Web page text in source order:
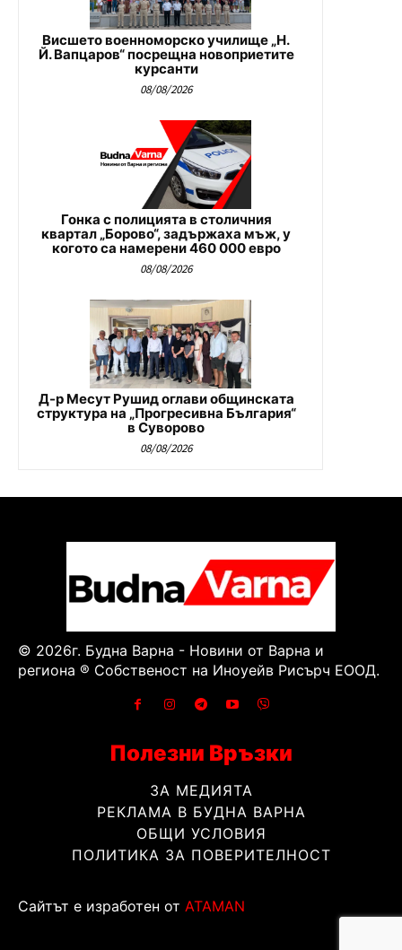
Висшето военноморско училище „Н.
Й. Вапцаров“ посрещна новоприетите
курсанти
08/08/2026
Гонка с полицията в столичния
квартал „Борово“, задържаха мъж, у
когото са намерени 460 000 евро
08/08/2026
Д-р Месут Рушид оглави общинската
структура на „Прогресивна България“
в Суворово
08/08/2026
© 2026г. Будна Варна - Новини от Варна и
региона ® Собственост на Иноуейв Рисърч ЕООД.
Полезни Връзки
ЗА МЕДИЯТА
РЕКЛАМА В БУДНА ВАРНА
ОБЩИ УСЛОВИЯ
ПОЛИТИКА ЗА ПОВЕРИТЕЛНОСТ
Сайтът е изработен от ATAMAN